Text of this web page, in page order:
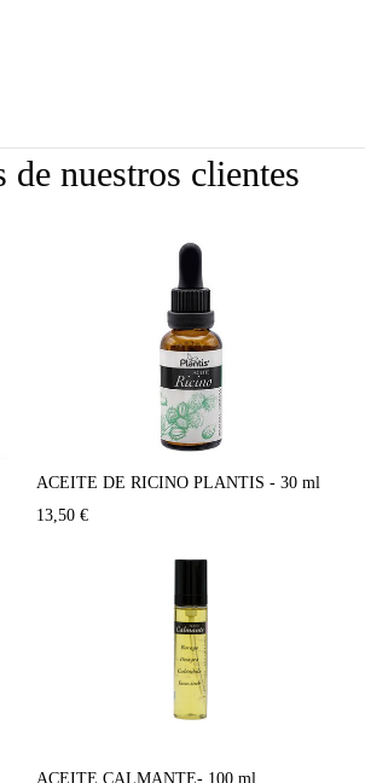
nuestros clientes
ACEITE DE RICINO PLANTIS - 30 ml
13,50 €
ACEITE CALMANTE- 100 ml.